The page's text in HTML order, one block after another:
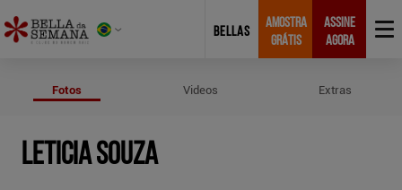
BELLAS
AMOSTRA
GRÁTIS
ASSINE
AGORA
Fotos Videos Extras
LETICIA SOUZA